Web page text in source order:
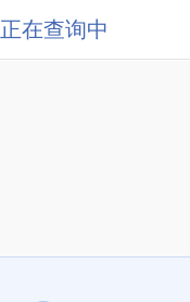
正在查询中